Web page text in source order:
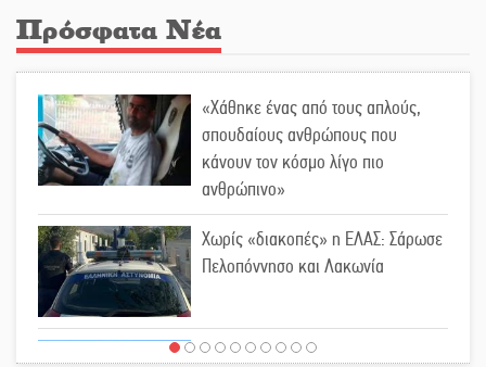
Πρόσφατα Νέα
«Χάθηκε ένας από τους απλούς,
σπουδαίους ανθρώπους που
κάνουν τον κόσμο λίγο πιο
ανθρώπινο»
Χωρίς «διακοπές» η ΕΛΑΣ: Σάρωσε
Πελοπόννησο και Λακωνία
«Έφυγε» ένας γνήσιος Δάσκαλος